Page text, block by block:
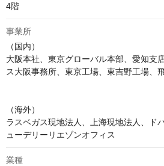
4階
事業所
（国内）
大阪本社、東京グローバル本部、愛知支
ス大阪事務所、東京工場、東吉野工場、
（海外）
ラスベガス現地法人、上海現地法人、ド
ューデリーリエゾンオフィス
業種